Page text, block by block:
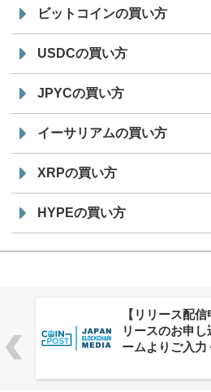
ビットコインの買い方
USDCの買い方
JPYCの買い方
イーサリアムの買い方
XRPの買い方
HYPEの買い方
株式会社PlnX
ーバルWeb3カ
「WebX2026」